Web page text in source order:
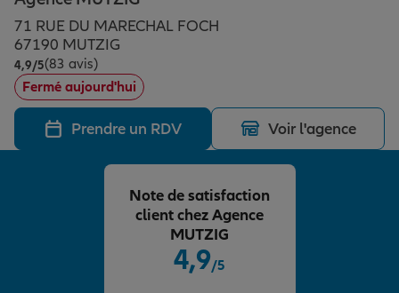
Assurance emprunteur
Prévoyance et dépendance
Assurance animal de compagnie
Protection de la famille
Protection juridique
Épargne & retraite
Plan épargne retraite
Assurance vie
Placements financiers
Investissements immobiliers
Vos projets
Partir en vacances
Conseil assurance
71 RUE DU MARECHAL FOCH
67190 MUTZIG
4,9/5Note de 4.9 sur 5
(83 avis)
Fermé aujourd'hui
Prendre un RDV Voir l'agence
4,9/5
Note de satisfaction
client chez Agence
MUTZIG